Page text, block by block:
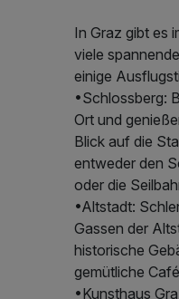
In Graz gibt es
viele
einige
•Schlossberg:
Ort und
Blick auf die
entweder den
oder die
•Altstadt:
Gassen der
historische
gemütliche
•Kunsthaus